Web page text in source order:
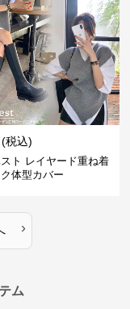
(税込)
ト レイヤード重ね着
体型カバー
›
ム